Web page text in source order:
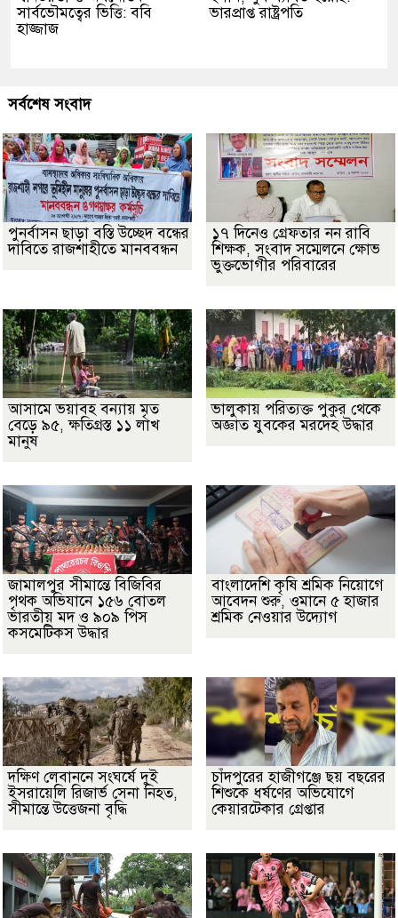
সার্বভৌমত্বের ভিত্তি: ববি
হাজ্জাজ
ভারপ্রাপ্ত রাষ্ট্রপতি
সর্বশেষ সংবাদ
পুনর্বাসন ছাড়া বস্তি উচ্ছেদ বন্ধের
দাবিতে রাজশাহীতে মানববন্ধন
১৭ দিনেও গ্রেফতার নন রাবি
শিক্ষক, সংবাদ সম্মেলনে ক্ষোভ
ভুক্তভোগীর পরিবারের
আসামে ভয়াবহ বন্যায় মৃত
বেড়ে ৯৫, ক্ষতিগ্রস্ত ১১ লাখ
মানুষ
ভালুকায় পরিত্যক্ত পুকুর থেকে
অজ্ঞাত যুবকের মরদেহ উদ্ধার
জামালপুর সীমান্তে বিজিবির
পৃথক অভিযানে ১৫৬ বোতল
ভারতীয় মদ ও ৯০৯ পিস
কসমেটিকস উদ্ধার
বাংলাদেশি কৃষি শ্রমিক নিয়োগে
আবেদন শুরু, ওমানে ৫ হাজার
শ্রমিক নেওয়ার উদ্যোগ
দক্ষিণ লেবাননে সংঘর্ষে দুই
ইসরায়েলি রিজার্ভ সেনা নিহত,
সীমান্তে উত্তেজনা বৃদ্ধি
চাঁদপুরের হাজীগঞ্জে ছয় বছরের
শিশুকে ধর্ষণের অভিযোগে
কেয়ারটেকার গ্রেপ্তার